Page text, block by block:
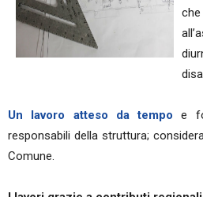
Un lavoro atteso da tempo e
responsabili della struttura;
Comune.